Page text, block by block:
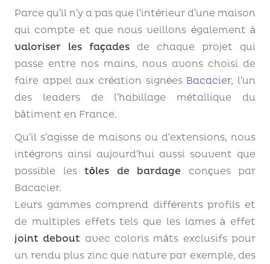
Parce qu’il n’y a pas que l’intérieur d’une maison
qui compte et que nous veillons également à
valoriser les façades de chaque projet qui
passe entre nos mains, nous avons choisi de
faire appel aux création signées Bacacier, l’un
des leaders de l’habillage métallique du
bâtiment en France.
Qu’il s’agisse de maisons ou d’extensions, nous
intégrons ainsi aujourd’hui aussi souvent que
possible les tôles de bardage conçues par
Bacacier.
Leurs gammes comprend différents profils et
de multiples effets tels que les lames à effet
joint debout avec coloris mâts exclusifs pour
un rendu plus zinc que nature par exemple, des